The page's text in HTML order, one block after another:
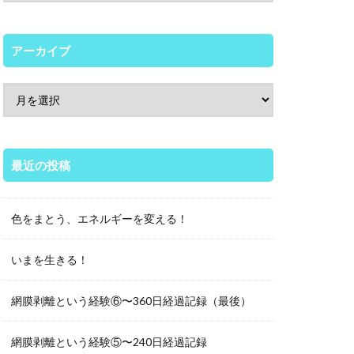
アーカイブ
最近の投稿
色をまとう、エネルギーを変える！
いまを生きる！
網膜剥離という経験⑥〜360日経過記録（最後）
網膜剥離という経験⑤〜240日経過記録